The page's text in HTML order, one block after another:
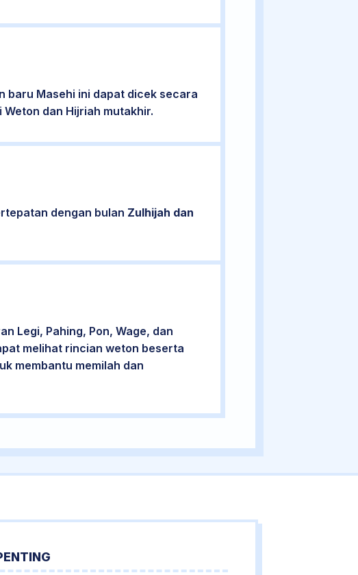
baru Masehi ini dapat dicek secara
dan Hijriah mutakhir.
dengan bulan Zulhijah dan
Legi, Pahing, Pon, Wage, dan
melihat rincian weton beserta
membantu memilah dan